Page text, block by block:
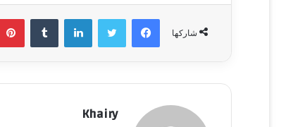
شاركها
فيسبوك تويتر لينكدإن ‏Tumblr
Khairy